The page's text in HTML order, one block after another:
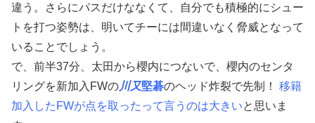
違う。さらにパスだけななくて、自分でも積極的にシュー
トを打つ姿勢は、明いてチーには間違いなく脅威となって
いることでしょう。
で、前半37分、太田から櫻内につないで、櫻内のセンタ
リングを新加入FWの川又堅碁のヘッド炸裂で先制！ 移籍
加入したFWが点を取ったって言うのは大きいと思いま